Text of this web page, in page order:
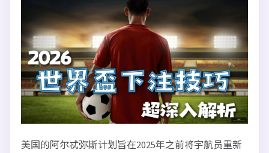
美国的阿尔忒弥斯计划旨在2025年之前将宇航员重新